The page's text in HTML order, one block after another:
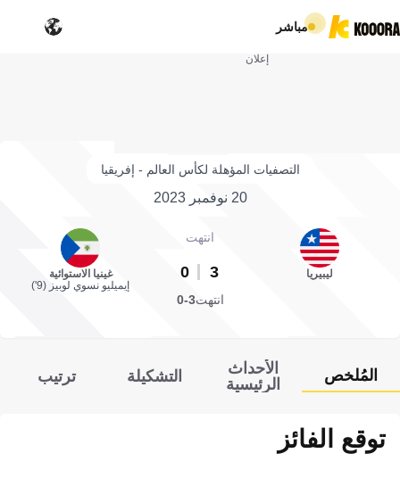
مباشر
إعلان
التصفيات المؤهلة لكأس العالم - إفريقيا
20 نوفمبر 2023
ليبيريا
انتهت
3
0
غينيا الاستوائية
إيميليو نسوي لوبيز (9')
انتهت3-0
المُلخص
الأحداث
الرئيسية
التشكيلة ترتيب
توقع الفائز